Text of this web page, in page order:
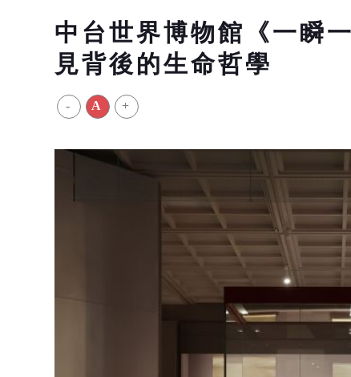
中台世界博物館《一瞬
見背後的生命哲學
- A +